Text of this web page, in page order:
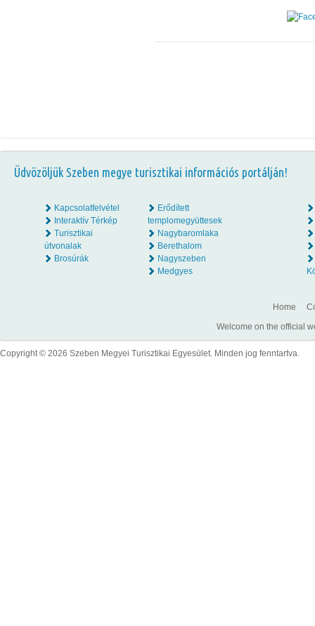
Üdvözöljük Szeben megye turisztikai információs portálján!
Kapcsolatfelvétel
Interaktív Térkép
Turisztikai
útvonalak
Brosúrák
Erődített
templomegyüttesek
Nagybaromlaka
Berethalom
Nagyszeben
Medgyes
Home
Welcome on the official
Copyright © 2026 Szeben Megyei Turisztikai Egyesület. Minden jog fenntartva.